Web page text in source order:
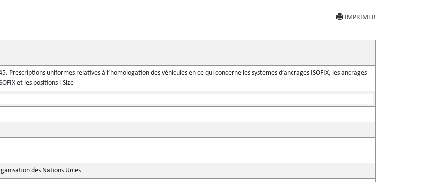
IMPRIMER
Prescriptions uniformes relatives à l’homologation des véhicules en ce qui concerne les systèmes d’ancrages ISOFIX, les ancrages
et les positions i-Size
des Nations Unies